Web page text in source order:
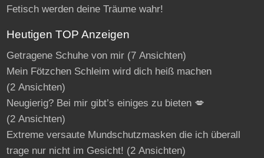
Fetisch werden deine Träume wahr!
Heutigen TOP Anzeigen
Getragene Schuhe von mir(7 Ansichten)
Mein Fötzchen Schleim wird dich heiß machen
(2 Ansichten)
Neugierig? Bei mir gibt’s einiges zu bieten 💋
(2 Ansichten)
Extreme versaute Mundschutzmasken die ich überall
trage nur nicht im Gesicht! (2 Ansichten)